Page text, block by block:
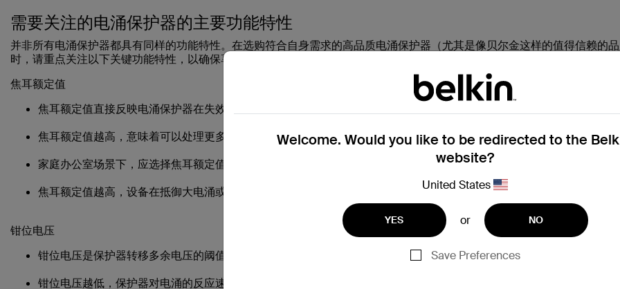
需要关注的电涌保护器的主要功能特性
并非所有电涌保护器都具有同样的功能特性。在选购符合自身需求的高品质电涌保护器（尤其是像贝尔金这样的值得信赖的
时，请重点关注以下关键功能特性，以确保享受到高效保护与便利性：
焦耳额定值
焦耳额定值直接反映电涌保护器在失效前可吸收的能量值。
焦耳额定值越高，意味着可以处理更多的电涌能量，从而提供更强的保护。
家庭办公室场景下，应选择焦耳额定值至少 600+ 的电涌保护器（贝尔金部分型号可达 3000J 以上）。
焦耳额定值越高，设备在抵御大电涌或频繁小电涌时的保护效能越强。
钳位电压
钳位电压是保护器转移多余电压的阈值。
钳位电压越低，保护器对电涌的反应速度就越快，从而提供更好的保护。
Welcome. Would you like to be redirected to the
website?
United States
YES or NO
Save Preferences